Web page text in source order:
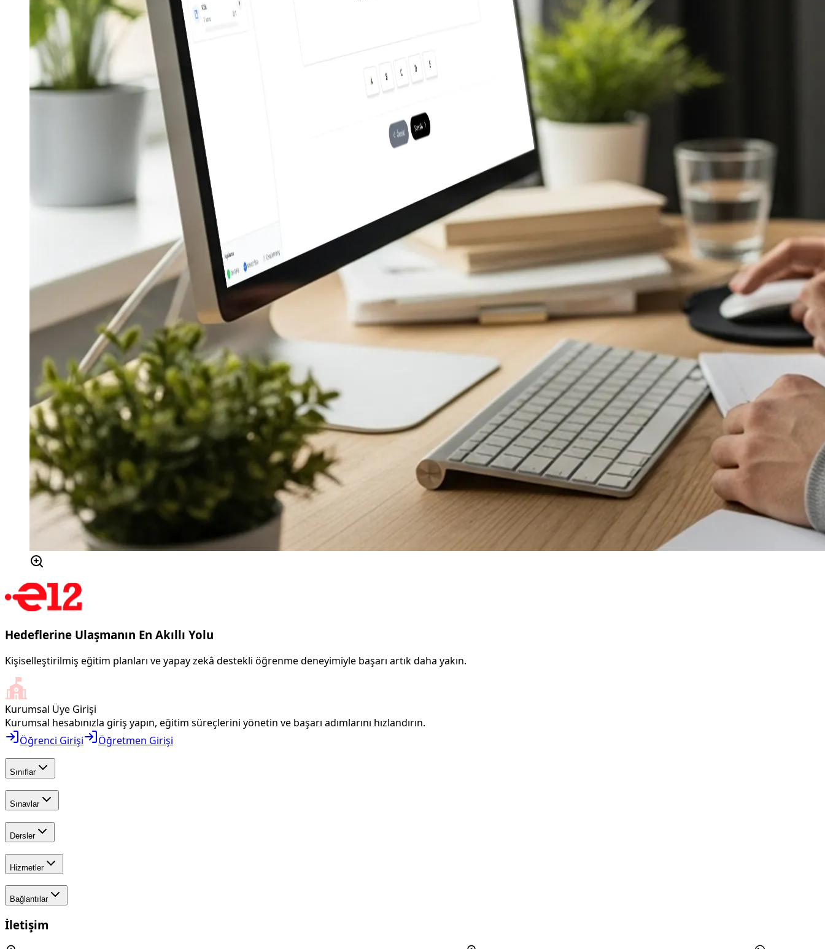
Hedeflerine Ulaşmanın En Akıllı Yolu
Kişiselleştirilmiş eğitim planları ve yapay zekâ destekli öğrenme deneyimiyle başarı artık daha yakın.
Kurumsal Üye Girişi
Kurumsal hesabınızla giriş yapın, eğitim süreçlerini yönetin ve başarı adımlarını hızlandırın.
Öğrenci Girişi
Öğretmen Girişi
Sınıflar
Sınavlar
Dersler
Hizmetler
Bağlantılar
İletişim